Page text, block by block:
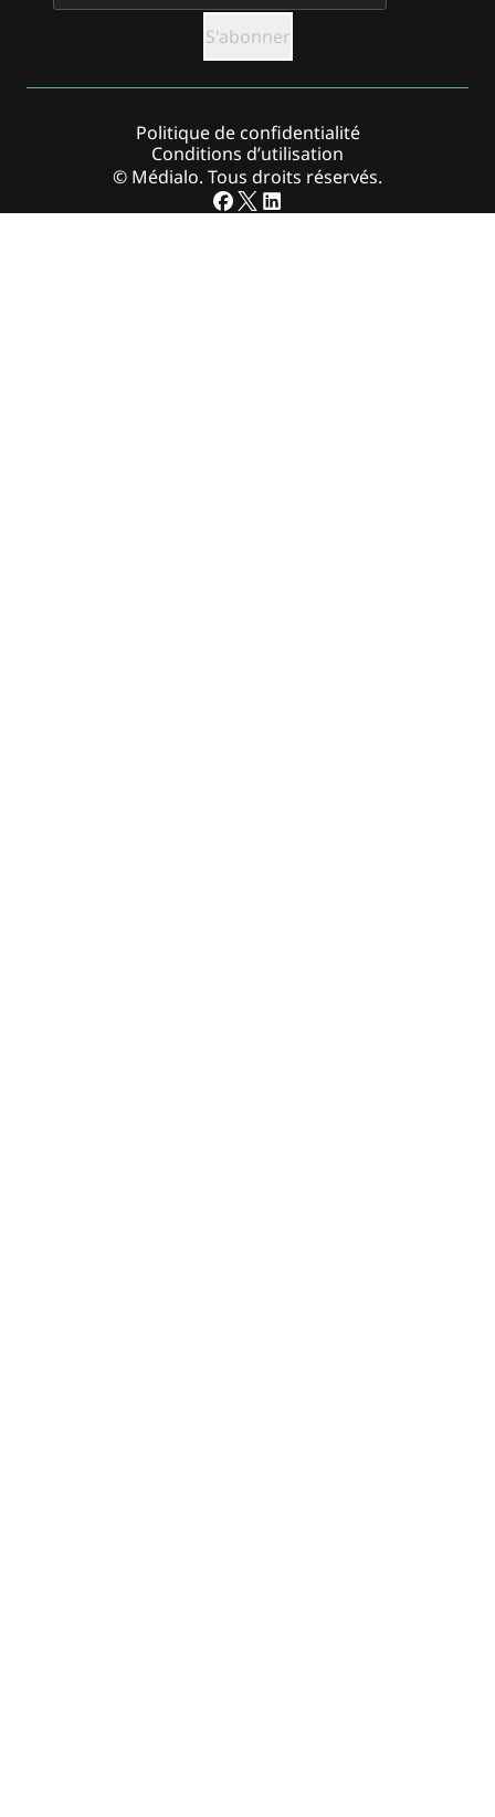
© Médialo. Tous droits réservés.
Politique de confidentialité
Conditions d’utilisation